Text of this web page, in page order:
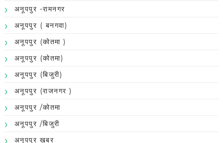
अनूपपुर -रामनगर
अनूपपुर ( बनगवा)
अनूपपुर (कोतमा )
अनूपपुर (कोतमा)
अनूपपुर (बिजुरी)
अनूपपुर (राजनगर )
अनूपपुर /कोतमा
अनूपपुर /बिजुरी
अनूपपुर खबर